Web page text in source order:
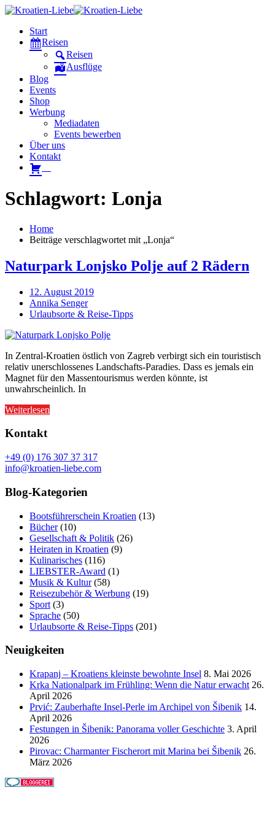
Start
Reisen
Reisen
Ausflüge
Blog
Events
Shop
Werbung
Mediadaten
Events bewerben
Über uns
Kontakt
Schlagwort: Lonja
Home
Beiträge verschlagwortet mit „Lonja“
Naturpark Lonjsko Polje auf 2 Rädern
12. August 2019
Annika Senger
Urlaubsorte & Reise-Tipps
In Zentral-Kroatien östlich von Zagreb verbirgt sich ein touristisch
relativ unerschlossenes Landschafts-Paradies. Dass es jemals ein
Magnet für den Massentourismus werden könnte, ist
unwahrscheinlich. In
Weiterlesen
Kontakt
+49 (0) 176 307 37 317
info@kroatien-liebe.com
Blog-Kategorien
Bootsführerschein Kroatien (13)
Bücher(10)
Gesellschaft & Politik (26)
Heiraten in Kroatien (9)
Kulinarisches (116)
LIEBSTER-Award (1)
Musik & Kultur(58)
Reisezubehör & Werbung (19)
Sport (3)
Sprache (50)
Urlaubsorte & Reise-Tipps (201)
Neuigkeiten
Krapanj – Kroatiens kleinste bewohnte Insel 8. Mai 2026
Krka Nationalpark im Frühling: Wenn die Natur erwacht 26.
April 2026
Prvić: Zauberhafte Insel-Perle im Archipel von Šibenik 14.
April 2026
Festungen in Šibenik: Panorama voller Geschichte 3. April
2026
Pirovac: Charmanter Fischerort mit Marina bei Šibenik 26.
März 2026